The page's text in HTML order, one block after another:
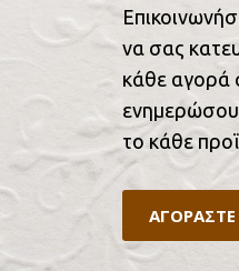
να σας
κάθε αγορά
το κάθε
ΑΓΟΡΑΣΤΕ